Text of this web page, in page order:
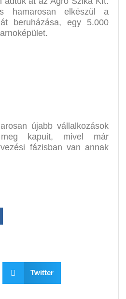
hamarosan elkészül a
beruházása, egy 5.000
újabb vállalkozások
kapuit, mivel már
fázisban van annak
Twitter